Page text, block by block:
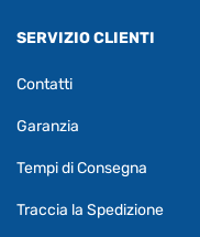
SERVIZIO CLIENTI
Contatti
Garanzia
Tempi di Consegna
Traccia la Spedizione